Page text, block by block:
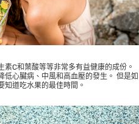
C和葉酸等等非常多有益健康的成份。
低心臟病、中風和高血壓的發生。 但是如
知道吃水果的最佳時間。